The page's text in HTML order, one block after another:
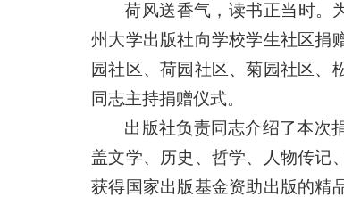
荷风送香气，读书正当时。
州大学出版社向学校学生社区捐
园社区、荷园社区、菊园社区、
同志主持捐赠仪式。
出版社负责同志介绍了本次
盖文学、历史、哲学、人物传记
获得国家出版基金资助出版的精